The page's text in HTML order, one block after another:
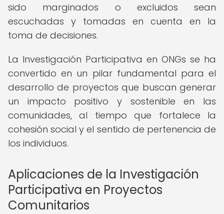
sido marginados o excluidos sean
escuchadas y tomadas en cuenta en la
toma de decisiones.
La Investigación Participativa en ONGs se ha
convertido en un pilar fundamental para el
desarrollo de proyectos que buscan generar
un impacto positivo y sostenible en las
comunidades, al tiempo que fortalece la
cohesión social y el sentido de pertenencia de
los individuos.
Aplicaciones de la Investigación
Participativa en Proyectos
Comunitarios